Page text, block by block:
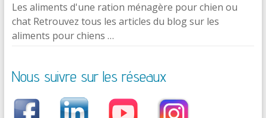
Les aliments d'une ration ménagère pour chien ou
chat Retrouvez tous les articles du blog sur les
aliments pour chiens …
Nous suivre sur les réseaux